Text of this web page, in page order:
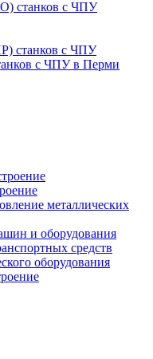
станков с ЧПУ
станков с ЧПУ
с ЧПУ в Перми
металлических
и оборудования
средств
оборудования